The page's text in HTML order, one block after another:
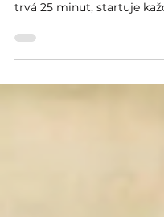
Navštivte zámek
časem. Nová zkrácená